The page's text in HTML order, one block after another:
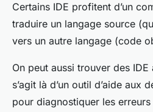
Certains IDE profitent d’un
traduire un langage source
vers un autre langage (code
On peut aussi trouver des
s’agit là d’un outil d’aide aux
pour diagnostiquer les